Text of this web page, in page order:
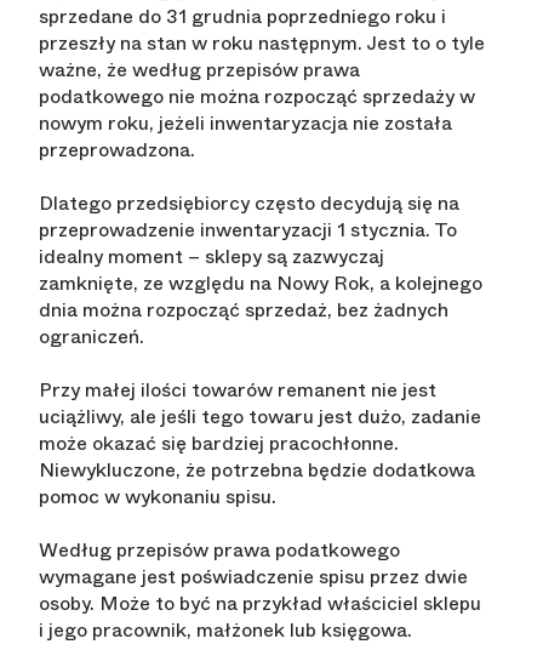
sprzedane do 31 grudnia poprzedniego roku i
przeszły na stan w roku następnym. Jest to o tyle
ważne, że według przepisów prawa
podatkowego nie można rozpocząć sprzedaży w
nowym roku, jeżeli inwentaryzacja nie została
przeprowadzona.
Dlatego przedsiębiorcy często decydują się na
przeprowadzenie inwentaryzacji 1 stycznia. To
idealny moment – sklepy są zazwyczaj
zamknięte, ze względu na Nowy Rok, a kolejnego
dnia można rozpocząć sprzedaż, bez żadnych
ograniczeń.
Przy małej ilości towarów remanent nie jest
uciążliwy, ale jeśli tego towaru jest dużo, zadanie
może okazać się bardziej pracochłonne.
Niewykluczone, że potrzebna będzie dodatkowa
pomoc w wykonaniu spisu.
Według przepisów prawa podatkowego
wymagane jest poświadczenie spisu przez dwie
osoby. Może to być na przykład właściciel sklepu
i jego pracownik, małżonek lub księgowa.